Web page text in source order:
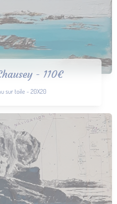
- 110€
sur toile - 20X20